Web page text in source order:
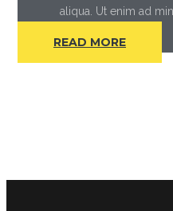
aliqua. Ut enim ad
READ MORE